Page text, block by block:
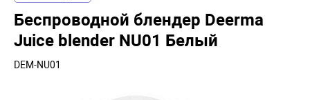
Беспроводной блендер Deerma
Juice blender NU01 Белый
DEM-NU01